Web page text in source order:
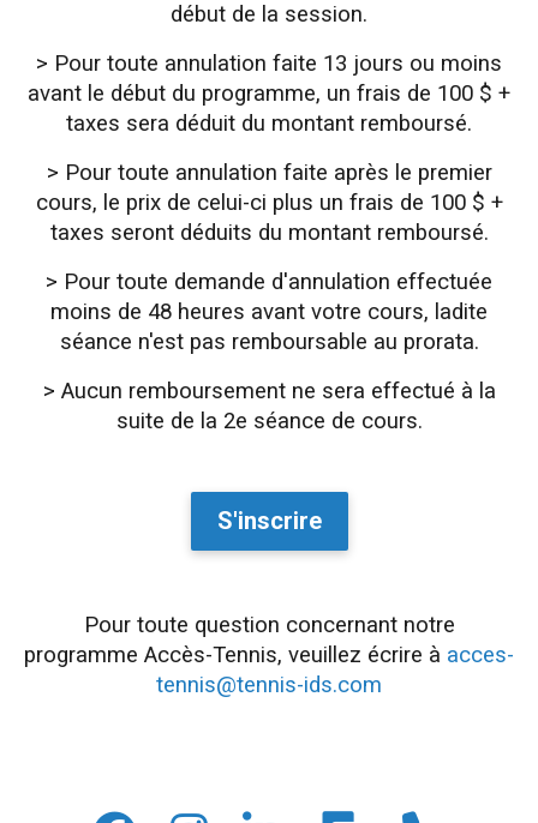
début de la session.
> Pour toute annulation faite 13 jours ou moins
avant le début du programme, un frais de 100 $ +
taxes sera déduit du montant remboursé.
> Pour toute annulation faite après le premier
cours, le prix de celui-ci plus un frais de 100 $ +
taxes seront déduits du montant remboursé.
> Pour toute demande d'annulation effectuée
moins de 48 heures avant votre cours, ladite
séance n'est pas remboursable au prorata.
> Aucun remboursement ne sera effectué à la
suite de la 2e séance de cours.
S'inscrire
Pour toute question concernant notre
programme Accès-Tennis, veuillez écrire à acces-
tennis@tennis-ids.com